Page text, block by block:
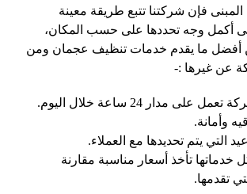
فإن شركتنا تتبع طريقة معينة
أكمل وجه تحددها على حسب المكان،
أفضل ما يقدم خدمات تنظيف عجمان ومن
عن غيرها :-
على مدار 24 ساعة خلال اليوم.
وأمانة.
التي يتم تحديدها مع العملاء.
خدماتها تأخذ أسعار مناسبة مقارنة
تقدمها.